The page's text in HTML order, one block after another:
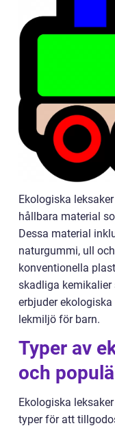
Ekologiska
hållbara material
Dessa material
naturgummi, ull
konventionella
skadliga
erbjuder
lekmiljö för barn.
Typer av
och
Ekologiska
typer för att